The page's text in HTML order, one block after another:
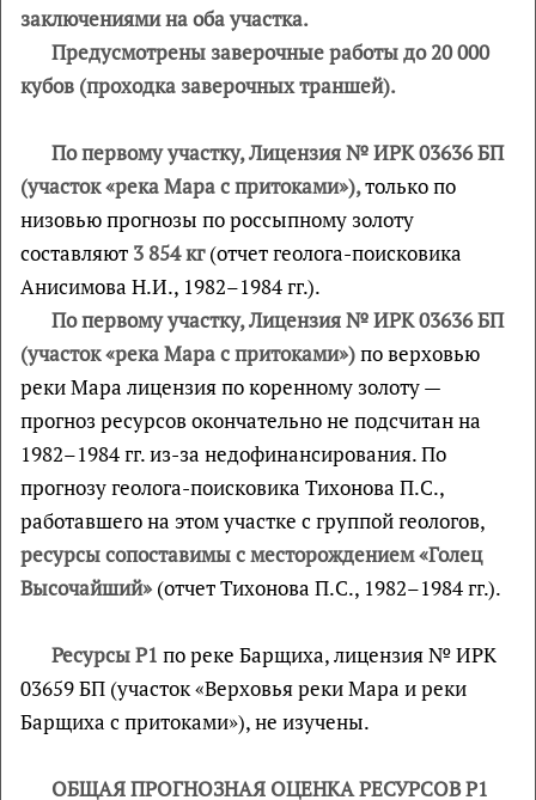
заключениями на оба участка.
Предусмотрены заверочные работы до 20 000
кубов (проходка заверочных траншей).
По первому участку, Лицензия № ИРК 03636 БП
(участок «река Мара с притоками»),только по
низовью прогнозы по россыпному золоту
составляют 3 854 кг(отчет геолога-поисковика
Анисимова Н.И., 1982–1984 гг.).
По первому участку, Лицензия № ИРК 03636 БП
(участок «река Мара с притоками»)по верховью
реки Мара лицензия по коренному золоту —
прогноз ресурсов окончательно не подсчитан на
1982–1984 гг. из-за недофинансирования. По
прогнозу геолога-поисковика Тихонова П.С.,
работавшего на этом участке с группой геологов,
ресурсы сопоставимы с месторождением «Голец
Высочайший» (отчет Тихонова П.С., 1982–1984 гг.).
РесурсыP1 по реке Барщиха, лицензия № ИРК
03659 БП (участок «Верховья реки Мара и реки
Барщиха с притоками»), не изучены.
ОБЩАЯ ПРОГНОЗНАЯ ОЦЕНКА РЕСУРСОВ Р1